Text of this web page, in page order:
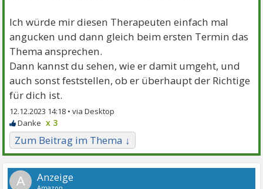
Ich würde mir diesen Therapeuten einfach mal
angucken und dann gleich beim ersten Termin das
Thema ansprechen.
Dann kannst du sehen, wie er damit umgeht, und
auch sonst feststellen, ob er überhaupt der Richtige
für dich ist.
12.12.2023 14:18 •
x 3
Zum Beitrag im Thema ↓
A